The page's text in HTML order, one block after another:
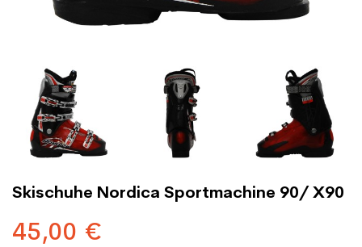
Skischuhe Nordica Sportmachine 90/ X90
45,00 €